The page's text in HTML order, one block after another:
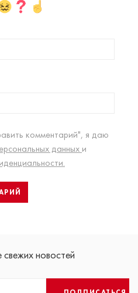
комментарий", я даю
данных и
свежих новостей